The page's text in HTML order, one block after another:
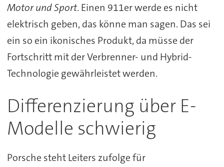
Motor und Sport. Einen 911er werde es nicht
elektrisch geben, das könne man sagen. Das sei
ein so ein ikonisches Produkt, da müsse der
Fortschritt mit der Verbrenner- und Hybrid-
Technologie gewährleistet werden.
Differenzierung über E-
Modelle schwierig
Porsche steht Leiters zufolge für